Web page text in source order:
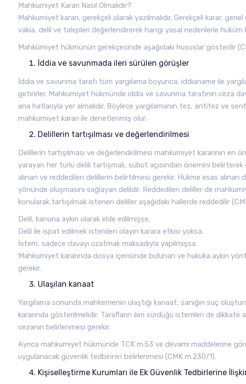
Mahkumiyet Kararı Nasıl Olmalıdır?
Mahkumiyet kararı, gerekçeli olarak yazılmalıdır. Gerekçeli karar,
vakıa, delil ve talepleri değerlendirerek hangi yasal nedenlerle hüküm
Mahkûmiyet hükmünün gerekçesinde aşağıdaki hususlar gösterilir
İddia ve savunmada ileri sürülen görüşler
İddia ve savunma tarafı tüm yargılama boyunca, iddianame ile
getirirler. Mahkumiyet hükmünde iddia ve savunma tarafının ceza
ana hatlarıyla yer almalıdır. Böylece yargılamanın tez, antitez ve
mahkumiyet kararı ile denetlenmiş olur.
Delillerin tartışılması ve değerlendirilmesi
Delillerin tartışılması ve değerlendirilmesi mahkumiyet kararının en
yarayan her türlü delili tartışmalı, sübut açısından önemini
alınan ve reddedilen delillerin belirtilmesi gerekir. Hükme esas
yönünde oluşmasını sağlayan delildir. Reddedilen deliller de
konularak tartışılmak istenen deliller aşağıdaki hallerde reddedilir
Delil, kanuna aykırı olarak elde edilmişse,
Delil ile ispat edilmek istenilen olayın karara etkisi yoksa,
İstem, sadece davayı uzatmak maksadıyla yapılmışsa.
Mahkumiyet kararında dosya içerisinde bulunan ve hukuka aykırı
gerekir.
Ulaşılan kanaat
Yargılama sonunda mahkemenin ulaştığı kanaat, sanığın suç
kararında gösterilmelidir. Tarafların ileri sürdüğü istemleri de dikkate
cezanın belirlenmesi gerekir.
Ayrıca mahkumiyet hükmünde TCK m.53 ve devamı maddelerine
uygulanacak güvenlik tedbirinin belirlenmesi (CMK m.230/1).
Kişiselleştirme Kurumları ile Ek Güvenlik Tedbirlerine